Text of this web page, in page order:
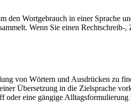
Wortgebrauch in einer Sprache
Wenn Sie einen Rechtschreib-,
von Wörtern und Ausdrücken zu
Übersetzung in die Zielsprache
oder eine gängige Alltagsformulierung